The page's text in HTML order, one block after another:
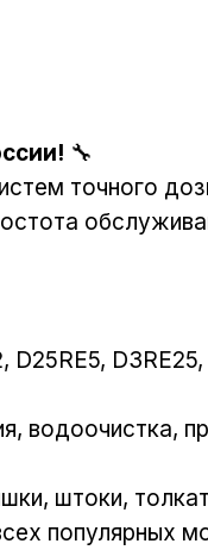
🔧
точного
D3RE25,
водоочистка,
штоки,
популярных